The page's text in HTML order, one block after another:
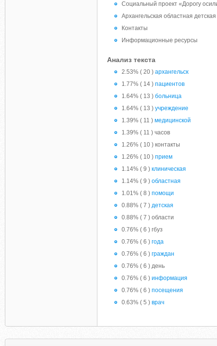
Социальный проект «Дорогу
Архангельская областная
Контакты
Информационные ресурсы
Анализ текста
2.53% ( 20 ) архангельск
1.77% ( 14 ) пациентов
1.64% ( 13 ) больница
1.64% ( 13 ) учреждение
1.39% ( 11 ) медицинской
1.39% ( 11 ) часов
1.26% ( 10 ) контакты
1.26% ( 10 ) прием
1.14% ( 9 ) клиническая
1.14% ( 9 ) областная
1.01% ( 8 ) помощи
0.88% ( 7 ) детская
0.88% ( 7 ) области
0.76% ( 6 ) гбуз
0.76% ( 6 ) года
0.76% ( 6 ) граждан
0.76% ( 6 ) день
0.76% ( 6 ) информация
0.76% ( 6 ) посещения
0.63% ( 5 ) врач